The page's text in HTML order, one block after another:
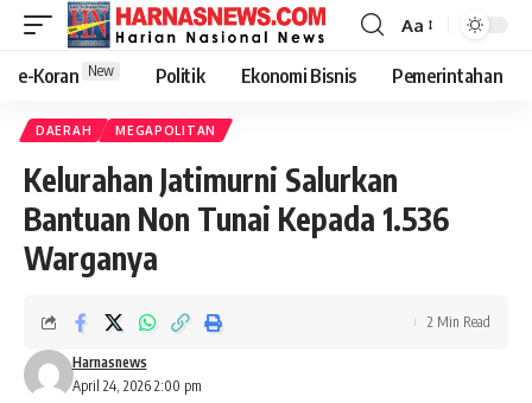
Aa
e-Koran New Politik Ekonomi Bisnis Pemerintahan
DAERAH MEGAPOLITAN
Kelurahan Jatimurni Salurkan
Bantuan Non Tunai Kepada 1.536
Warganya
April 24, 2026 2:00 pm
Harnasnews
2 Min Read